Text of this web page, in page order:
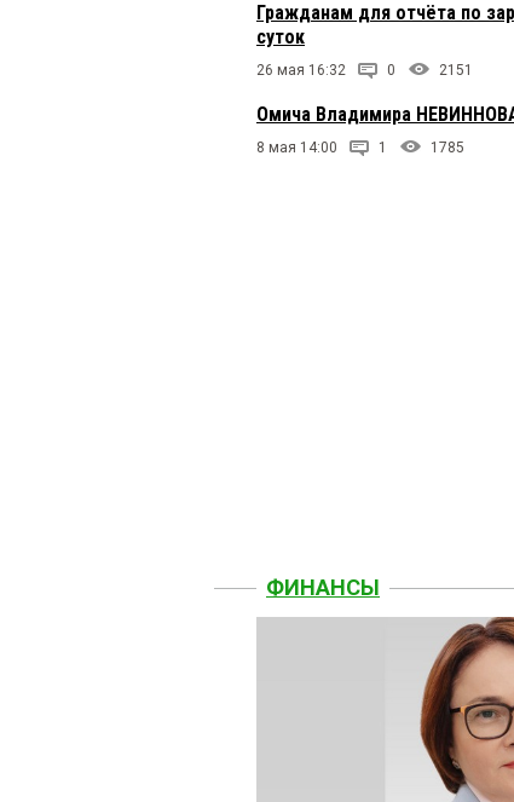
Гражданам для отчёта по
суток
26 мая 16:32 0 2151
Омича Владимира
8 мая 14:00 1 1785
ФИНАНСЫ